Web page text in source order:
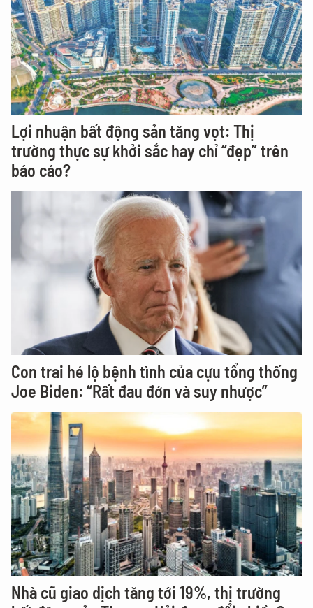
Lợi nhuận bất động sản tăng vọt: Thị
trường thực sự khởi sắc hay chỉ “đẹp” trên
báo cáo?
Con trai hé lộ bệnh tình của cựu tổng thống
Joe Biden: “Rất đau đớn và suy nhược”
Nhà cũ giao dịch tăng tới 19%, thị trường